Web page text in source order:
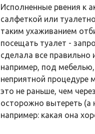
Исполненные рвения к
салфеткой или
таким ухаживанием
посещать туалет -
сделала все
например, под мебелью,
неприятной процедуре
это не раньше, чем
осторожно вытереть (а
например: какая она